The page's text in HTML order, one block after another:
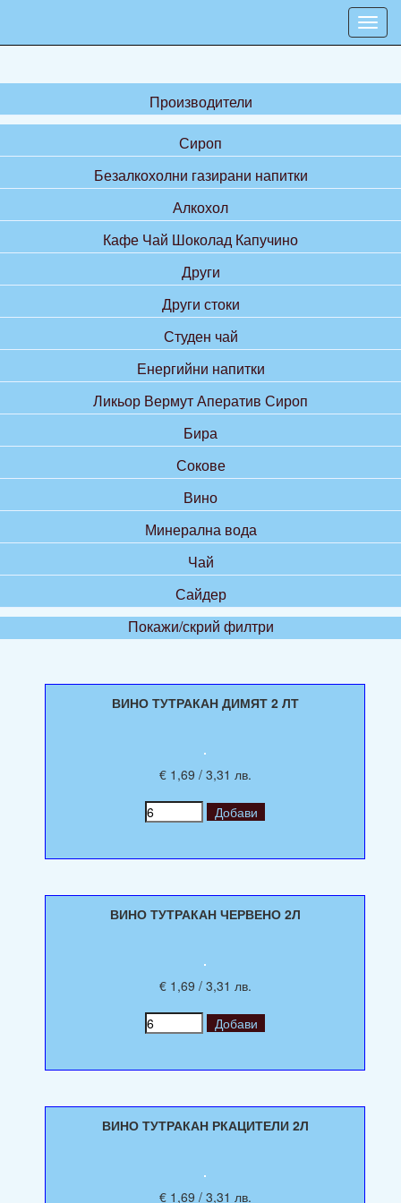
Производители
Сироп
Безалкохолни газирани напитки
Алкохол
Кафе Чай Шоколад Капучино
Други
Други стоки
Студен чай
Енергийни напитки
Ликьор Вермут Аператив Сироп
Бира
Сокове
Вино
Минерална вода
Чай
Сайдер
Покажи/скрий филтри
ВИНО ТУТРАКАН ДИМЯТ 2 ЛТ
€ 1,69 / 3,31 лв.
ВИНО ТУТРАКАН ЧЕРВЕНО 2Л
€ 1,69 / 3,31 лв.
ВИНО ТУТРАКАН РКАЦИТЕЛИ 2Л
€ 1,69 / 3,31 лв.